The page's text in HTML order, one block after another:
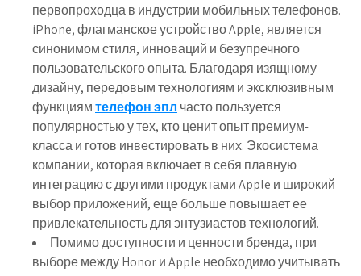
первопроходца в индустрии мобильных телефонов.
iPhone, флагманское устройство Apple, является
синонимом стиля, инноваций и безупречного
пользовательского опыта. Благодаря изящному
дизайну, передовым технологиям и эксклюзивным
функциямтелефон эпл часто пользуется
популярностью у тех, кто ценит опыт премиум-
класса и готов инвестировать в них. Экосистема
компании, которая включает в себя плавную
интеграцию с другими продуктами Apple и широкий
выбор приложений, еще больше повышает ее
привлекательность для энтузиастов технологий.
Помимо доступности и ценности бренда, при
выборе между Honor и Apple необходимо учитывать